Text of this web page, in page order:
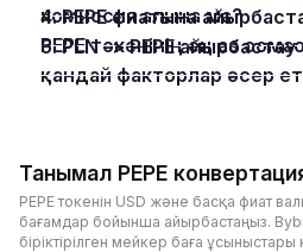
комиссия алына ма?
4. PEPE фиатына айырбастауға болатын
PEPE токенінің ең аз
5. PLN –> PEPE айырбастау бағамына
қандай факторлар әсер
Танымал PEPE
PEPE токенін USD және басқа фиат
бағамдар бойынша айырбастаңыз.
біріктірілген мейкер баға ұсыныстары